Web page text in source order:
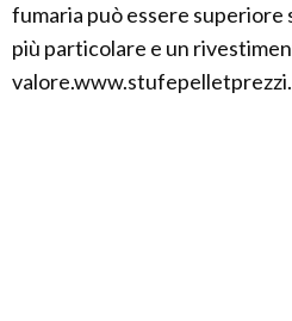
fumaria può essere superiore
più particolare e un
valore.www.stufepelletprezzi.